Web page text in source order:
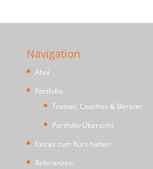
Navigation
Ahoi
Portfolio
Trainer, Coaches & Berater
Portfolio-Übersicht
Extras zum Kurs halten
Referenzen